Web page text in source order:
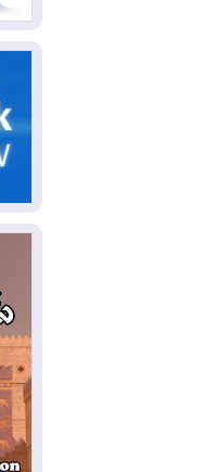
06
الأحمر
06
05
اليوم
05
الحرائق